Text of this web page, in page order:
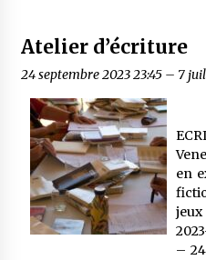
Atelier d’écriture
24 septembre 2023 23:45– 7
en
–